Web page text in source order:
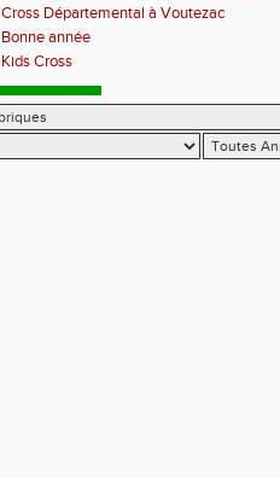
Cross Départemental à Voutezac
Bonne année
Kids Cross